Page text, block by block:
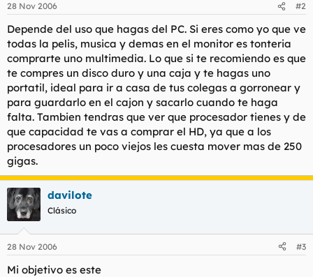
28 Nov 2006 #2
Depende del uso que hagas del PC. Si eres como yo que ve
todas la pelis, musica y demas en el monitor es tonteria
comprarte uno multimedia. Lo que si te recomiendo es que
te compres un disco duro y una caja y te hagas uno
portatil, ideal para ir a casa de tus colegas a gorronear y
para guardarlo en el cajon y sacarlo cuando te haga
falta. Tambien tendras que ver que procesador tienes y de
que capacidad te vas a comprar el HD, ya que a los
procesadores un poco viejos les cuesta mover mas de 250
gigas.
davilote
Clásico
28 Nov 2006 #3
Mi objetivo es este